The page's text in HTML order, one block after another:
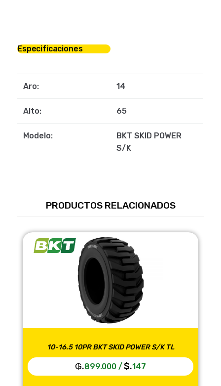
Especificaciones
Aro: 14
Alto: 65
Modelo:
BKT SKID POWER
S/K
PRODUCTOS RELACIONADOS
10-16.5 10PR BKT SKID POWER S/K TL
₲.899.000/$.147